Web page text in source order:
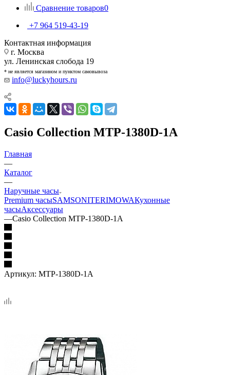
Сравнение товаров0
+7 964 519-43-19
Контактная информация
г. Москва
ул. Ленинская слобода 19
* не является магазином и пунктом самовывоза
info@luckyhours.ru
Casio Collection MTP-1380D-1A
Главная
—
Каталог
—
Наручные часы
Premium часыSAMSONITERIMOWAКухонные
часыАксессуары
—Casio Collection MTP-1380D-1A
Артикул: MTP-1380D-1A